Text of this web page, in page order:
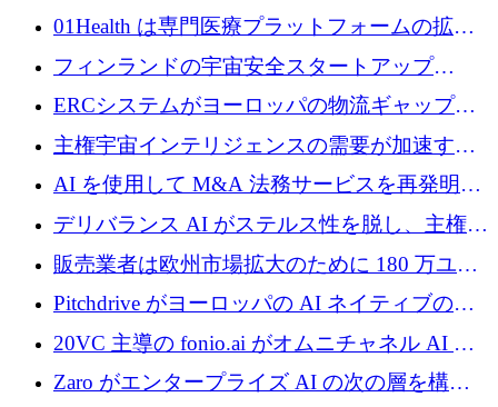
めに 210 万ユーロを調達
01Health は専門医療プラットフォームの拡大
に 1,500 万ドルを確保
フィンランドの宇宙安全スタートアップ
Aavuus が、スペースデブリ追跡に取り組むプ
レシード資金を獲得
ERCシステムがヨーロッパの物流ギャップを
埋めるために設計された重量物運搬用eVTOL
であるVictorを発表
主権宇宙インテリジェンスの需要が加速する
中、ICEYEは評価額100億ユーロ以上で4億
AI を使用して M&A 法務サービスを再発明す
るために 110 万ユーロを適切に確保
デリバランス AI がステルス性を脱し、主権の
あるエンタープライズ AI を強化
販売業者は欧州市場拡大のために 180 万ユー
ロを確保
Pitchdrive がヨーロッパの AI ネイティブの創
業者を支援するために 6,000 万ユーロを調達
20VC 主導の fonio.ai がオムニチャネル AI プ
ラットフォームのために 1,700 万ドルを調達
Zaro がエンタープライズ AI の次の層を構築